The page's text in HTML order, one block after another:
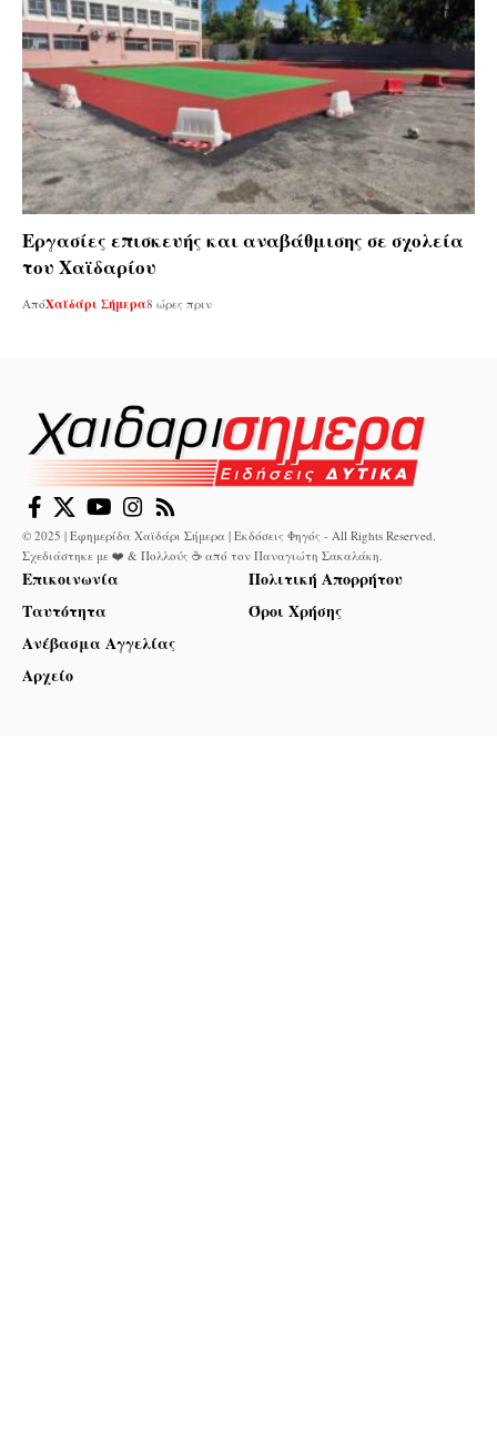
Εργασίες επισκευής και αναβάθμισης σε σχολεία
του Χαϊδαρίου
ΑπόΧαϊδάρι Σήμερα8 ώρες πριν
© 2025 | Εφημερίδα Χαϊδάρι Σήμερα | Εκδόσεις Φηγός - All Rights Reserved.
Σχεδιάστηκε με ❤️ & Πολλούς ☕ από τον Παναγιώτη Σακαλάκη
Επικοινωνία
Ταυτότητα
Ανέβασμα Αγγελίας
Αρχείο
Πολιτική Απορρήτου
Όροι Χρήσης